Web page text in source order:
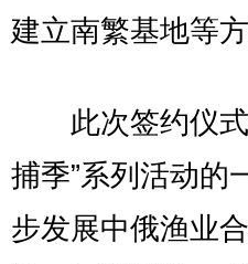
建立南繁基地等
此次签约仪式
捕季”系列活动的
步发展中俄渔业